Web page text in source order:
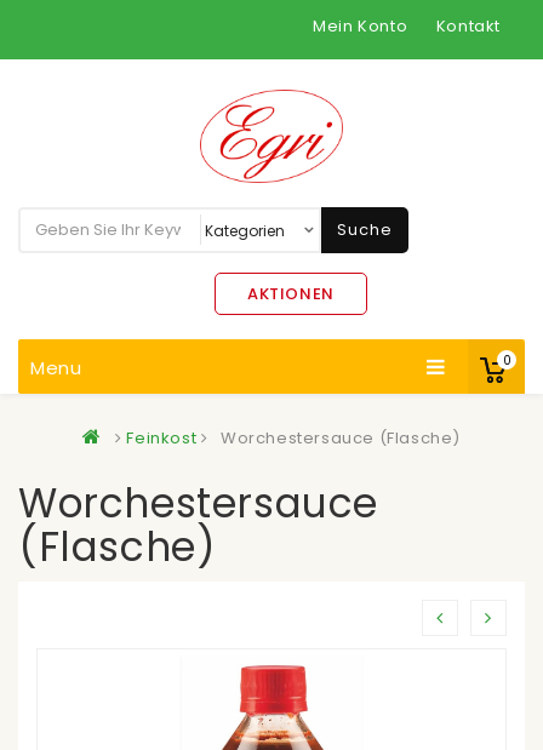
Mein Konto Kontakt
0
Suche
AKTIONEN
Menu
Feinkost Worchestersauce (Flasche)
Worchestersauce
(Flasche)